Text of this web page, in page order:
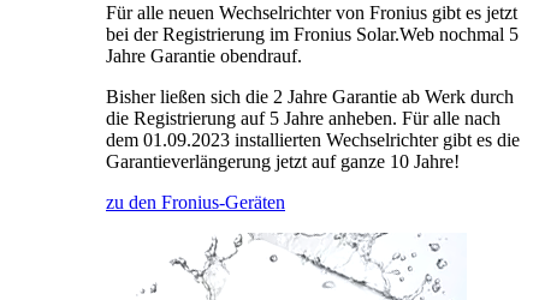
Für alle neuen Wechselrichter von Fronius gibt es jetzt
bei der Registrierung im Fronius Solar.Web nochmal 5
Jahre Garantie obendrauf.
Bisher ließen sich die 2 Jahre Garantie ab Werk durch
die Registrierung auf 5 Jahre anheben. Für alle nach
dem 01.09.2023 installierten Wechselrichter gibt es die
Garantieverlängerung jetzt auf ganze 10 Jahre!
zu den Fronius-Geräten